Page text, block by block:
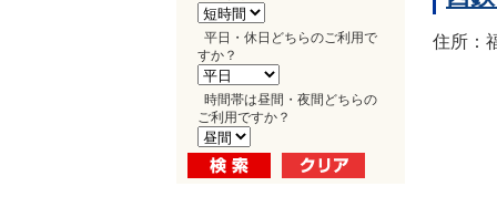
平日・休日どちらのご利用で
すか？
時間帯は昼間・夜間どちらの
ご利用ですか？
住所：